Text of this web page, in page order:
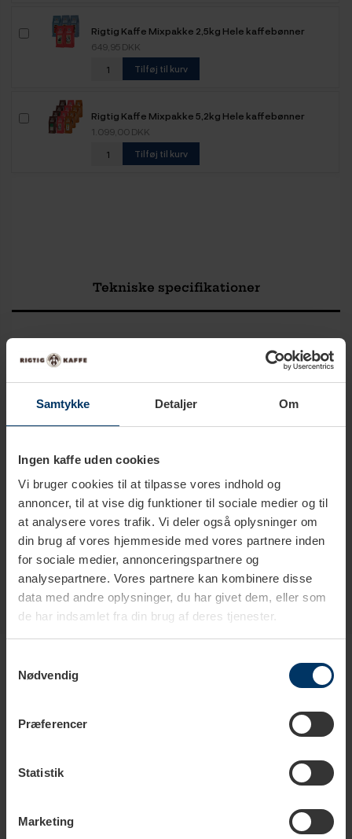
Samtykke Detaljer Om
Ingen kaffe uden cookies
Vi bruger cookies til at tilpasse vores indhold og
annoncer, til at vise dig funktioner til sociale medier og til
at analysere vores trafik. Vi deler også oplysninger om
din brug af vores hjemmeside med vores partnere inden
for sociale medier, annonceringspartnere og
analysepartnere. Vores partnere kan kombinere disse
data med andre oplysninger, du har givet dem, eller som
de har indsamlet fra din brug af deres tjenester.
Nødvendig
Præferencer
Statistik
Marketing
Rigtig Kaffe Mixpakke 2,5kg Hele kaffebønner
649,95 DKK
Tilføj til kurv
Rigtig Kaffe Mixpakke 5,2kg Hele kaffebønner
1.099,00 DKK
Tilføj til kurv
Tekniske specifikationer
Størrelse
Farve
Amber/Rav
Blå
Produkter i samme kategori